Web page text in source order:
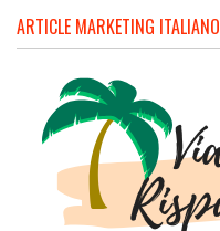
ARTICLE MARKETING ITALIANO